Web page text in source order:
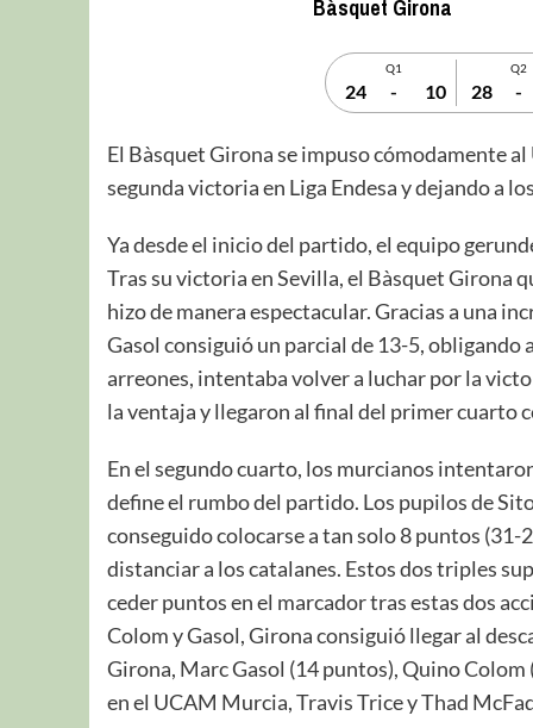
Bàsquet Girona
Q1
24 - 10
Q2
28 -
El Bàsquet Girona se impuso cómodamente
segunda victoria en Liga Endesa y dejando a
Ya desde el inicio del partido, el equipo
Tras su victoria en Sevilla, el Bàsquet Girona
hizo de manera espectacular. Gracias a una
Gasol consiguió un parcial de 13-5, obligando
arreones, intentaba volver a luchar por la
la ventaja y llegaron al final del primer cuarto
En el segundo cuarto, los murcianos
define el rumbo del partido. Los pupilos de
conseguido colocarse a tan solo 8 puntos
distanciar a los catalanes. Estos dos triples
ceder puntos en el marcador tras estas dos
Colom y Gasol, Girona consiguió llegar al
Girona, Marc Gasol (14 puntos), Quino
en el UCAM Murcia, Travis Trice y Thad